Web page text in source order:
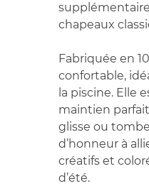
chapeaux
Fabriquée en
confortable,
la piscine. Elle
maintien
glisse ou
d’honneur à
créatifs et
d’été.